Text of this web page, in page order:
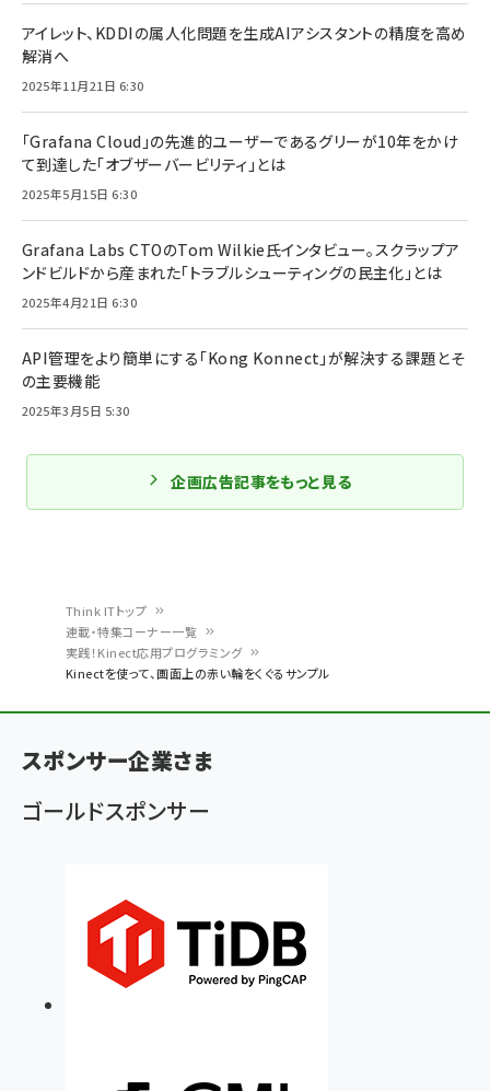
く
ず
Think ITトップ
連載・特集コーナー一覧
実践！Kinect応用プログラミング
Kinectを使って、画面上の赤い輪をくぐるサンプル
アイレット、KDDIの属人化問題を生成AIアシスタントの精度を高め
解消へ
2025年11月21日 6:30
「Grafana Cloud」の先進的ユーザーであるグリーが10年をかけ
て到達した「オブザーバービリティ」とは
2025年5月15日 6:30
Grafana Labs CTOのTom Wilkie氏インタビュー。スクラップア
ンドビルドから産まれた「トラブルシューティングの民主化」とは
2025年4月21日 6:30
API管理をより簡単にする「Kong Konnect」が解決する課題とそ
の主要機能
2025年3月5日 5:30
企画広告記事をもっと見る
スポンサー企業さま
ゴールドスポンサー